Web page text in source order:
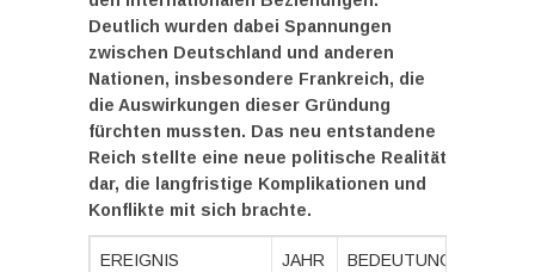
Deutlich wurden dabei Spannungen
zwischen Deutschland und anderen
Nationen, insbesondere Frankreich, die
die Auswirkungen dieser Gründung
fürchten mussten. Das neu entstandene
Reich stellte eine neue politische Realität
dar, die langfristige Komplikationen und
Konflikte mit sich brachte.
EREIGNIS JAHR BEDEUTUNG